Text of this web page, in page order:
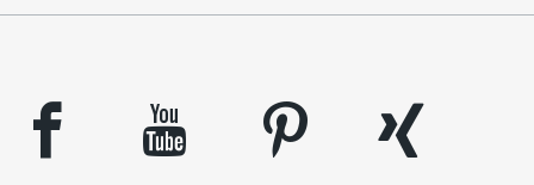
facebook youtube pinterest
xing